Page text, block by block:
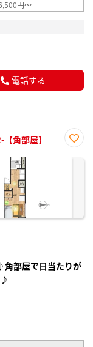
円～
電話する
角部屋】
に入
角部屋で日当たりが